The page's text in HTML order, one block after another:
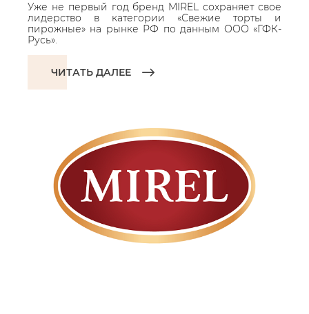
Уже не первый год бренд MIREL сохраняет свое
лидерство в категории «Свежие торты и
пирожные» на рынке РФ по данным ООО «ГФК-
Русь».
ЧИТАТЬ ДАЛЕЕ